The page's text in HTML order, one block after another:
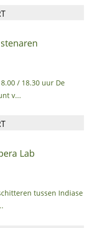
/ 18.30 uur De
v...
Lab
tussen Indiase